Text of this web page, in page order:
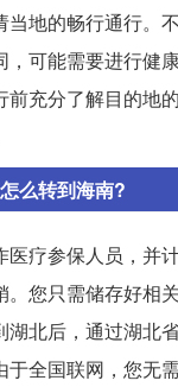
当地的畅行通行。
，可能需要进行健
前充分了解目的地
么转到海南?
医疗参保人员，并
。您只需储存好相
湖北后，通过湖北
于全国联网，您无